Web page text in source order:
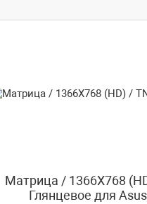
Матрица / 1366X768
Глянцевое для